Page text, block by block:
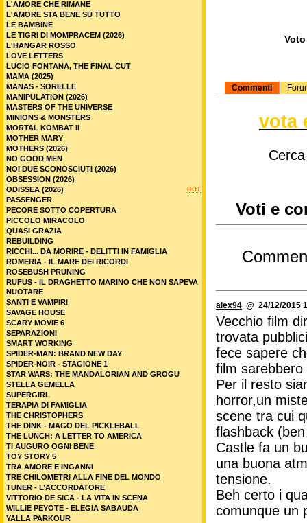
Commenti
vota
Voti e
alex94 @ 24/12/2015
Vecchio film
trovata
fece sapere
film
Per il resto
horror,un
scene tra cui
flashback
Castle fa un
una buona
tensione.
Beh certo i
comunque un
L'AMORE CHE RIMANE
L'AMORE STA BENE SU TUTTO
LE BAMBINE
LE TIGRI DI MOMPRACEM (2026)
L'HANGAR ROSSO
LOVE LETTERS
LUCIO FONTANA, THE FINAL CUT
MAMA (2025)
MANAS - SORELLE
MANIPULATION (2026)
MASTERS OF THE UNIVERSE
MINIONS & MONSTERS
MORTAL KOMBAT II
MOTHER MARY
MOTHERS (2026)
NO GOOD MEN
NOI DUE SCONOSCIUTI (2026)
OBSESSION (2026)
HOT
ODISSEA (2026)
PASSENGER
PECORE SOTTO COPERTURA
PICCOLO MIRACOLO
QUASI GRAZIA
REBUILDING
RICCHI... DA MORIRE - DELITTI IN FAMIGLIA
ROMERIA - IL MARE DEI RICORDI
ROSEBUSH PRUNING
RUFUS - IL DRAGHETTO MARINO CHE NON SAPEVA
NUOTARE
SANTI E VAMPIRI
SAVAGE HOUSE
SCARY MOVIE 6
SEPARAZIONI
SMART WORKING
SPIDER-MAN: BRAND NEW DAY
SPIDER-NOIR - STAGIONE 1
STAR WARS: THE MANDALORIAN AND GROGU
STELLA GEMELLA
SUPERGIRL
TERAPIA DI FAMIGLIA
THE CHRISTOPHERS
THE DINK - MAGO DEL PICKLEBALL
THE LUNCH: A LETTER TO AMERICA
TI AUGURO OGNI BENE
TOY STORY 5
TRA AMORE E INGANNI
TRE CHILOMETRI ALLA FINE DEL MONDO
TUNER - L’ACCORDATORE
VITTORIO DE SICA - LA VITA IN SCENA
WILLIE PEYOTE - ELEGIA SABAUDA
YALLA PARKOUR